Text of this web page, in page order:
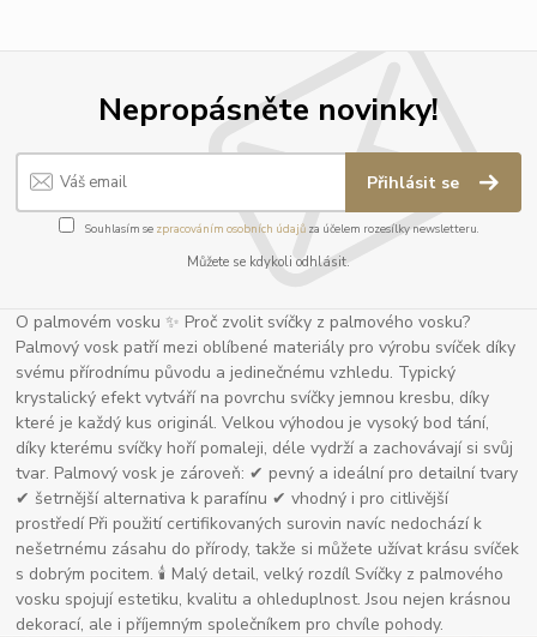
Nepropásněte novinky!
Přihlásit se
Souhlasím se zpracováním osobních údajůza účelem rozesílky newsletteru.
Můžete se kdykoli odhlásit.
O palmovém vosku ✨ Proč zvolit svíčky z palmového vosku?
Palmový vosk patří mezi oblíbené materiály pro výrobu svíček díky
svému přírodnímu původu a jedinečnému vzhledu. Typický
krystalický efekt vytváří na povrchu svíčky jemnou kresbu, díky
které je každý kus originál. Velkou výhodou je vysoký bod tání,
díky kterému svíčky hoří pomaleji, déle vydrží a zachovávají si svůj
tvar. Palmový vosk je zároveň: ✔ pevný a ideální pro detailní tvary
✔ šetrnější alternativa k parafínu ✔ vhodný i pro citlivější
prostředí Při použití certifikovaných surovin navíc nedochází k
nešetrnému zásahu do přírody, takže si můžete užívat krásu svíček
s dobrým pocitem. 🕯 Malý detail, velký rozdíl Svíčky z palmového
vosku spojují estetiku, kvalitu a ohleduplnost. Jsou nejen krásnou
dekorací, ale i příjemným společníkem pro chvíle pohody.